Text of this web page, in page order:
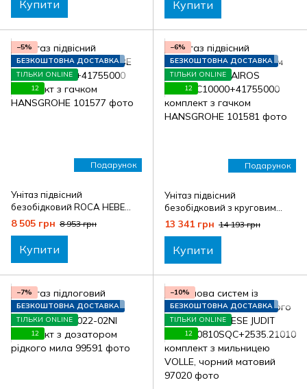
HANSGROHE
Купити Купити
Подарунок
−5%
БЕЗКОШТОВНА ДОСТАВКА
ТІЛЬКИ ONLINE
12
Унітаз підвісний
безобідковий ROCA HEBE
AA34H138000+41755000
комплект з гачком
HANSGROHE
8 505 грн 8 953 грн
Купити
Подарунок
−6%
БЕЗКОШТОВНА ДОСТАВКА
ТІЛЬКИ ONLINE
12
Унітаз підвісний
безобідковий з круговим
змивом ROCA AIROS
AA34HC10000+41755000
комплект з гачком
HANSGROHE
13 341 грн 14 193 грн
Купити
−7%
БЕЗКОШТОВНА ДОСТАВКА
ТІЛЬКИ ONLINE
12
−10%
БЕЗКОШТОВНА ДОСТАВКА
ТІЛЬКИ ONLINE
12